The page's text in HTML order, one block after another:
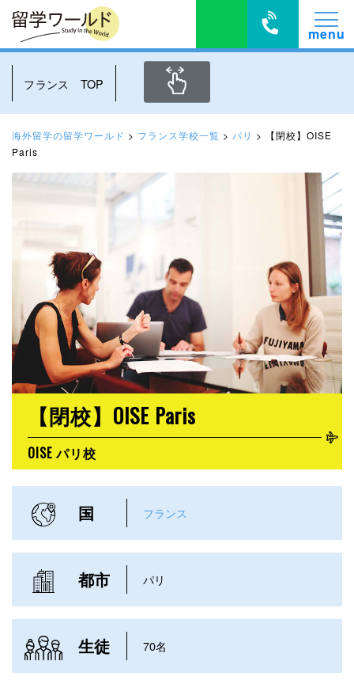
フランス TOP
海外留学の留学ワールド > フランス学校一覧 > パリ >
【閉校】OISE
Paris
【閉校】OISE Paris
OISE パリ校
国 フランス
都市 パリ
生徒 70名